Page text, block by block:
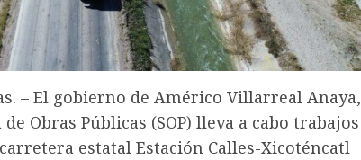
– El gobierno de Américo Villarreal Anaya,
Obras Públicas (SOP) lleva a cabo trabajos
estatal Estación Calles-Xicoténcatl